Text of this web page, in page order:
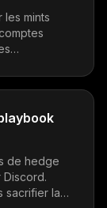
mints
de hedge
sacrifier la